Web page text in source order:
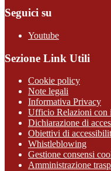
Seguici su
Youtube
Sezione Link Utili
Cookie policy
Note legali
Informativa Privacy
Ufficio Relazioni con
Dichiarazione di
Obiettivi di
Whistleblowing
Gestione consensi
Amministrazione